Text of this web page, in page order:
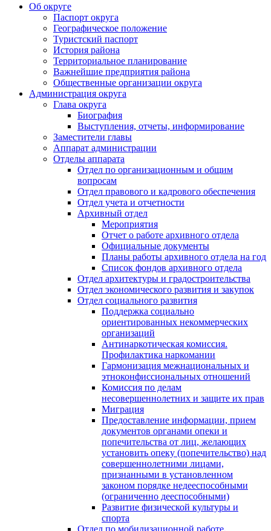
Об округе
Паспорт округа
Географическое положение
Туристский паспорт
История района
Территориальное планирование
Важнейшие предприятия района
Общественные организации округа
Администрация округа
Глава округа
Биография
Выступления, отчеты, информирование
Заместители главы
Аппарат администрации
Отделы аппарата
Отдел по организационным и общим
вопросам
Отдел правового и кадрового обеспечения
Отдел учета и отчетности
Архивный отдел
Мероприятия
Отчет о работе архивного отдела
Официальные документы
Планы работы архивного отдела на год
Список фондов архивного отдела
Отдел архитектуры и градостроительства
Отдел экономического развития и закупок
Отдел социального развития
Поддержка социально
ориентированных некоммерческих
организаций
Антинаркотическая комиссия.
Профилактика наркомании
Гармонизация межнациональных и
этноконфиссиональных отношений
Комиссия по делам
несовершеннолетних и защите их прав
Миграция
Предоставление информации, прием
документов органами опеки и
попечительства от лиц, желающих
установить опеку (попечительство) над
совершеннолетними лицами,
признанными в установленном
законом порядке недееспособными
(ограниченно дееспособными)
Развитие физической культуры и
спорта
Отдел по мобилизационной работе,